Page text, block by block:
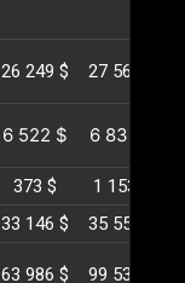
26 249 $ 27 562 $
6 522 $ 6 836 $
373 $ 1 153 $
33 146 $ 35 551 $
63 986 $ 99 538 $